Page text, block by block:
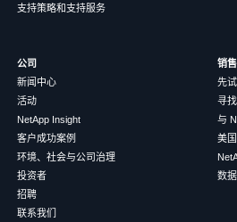
支持策略和支持服务
公司
新闻中心
活动
NetApp Insight
客户成功案例
环境、社会与公司治理
投资者
招聘
联系我们
销售
先
寻
与
美
数